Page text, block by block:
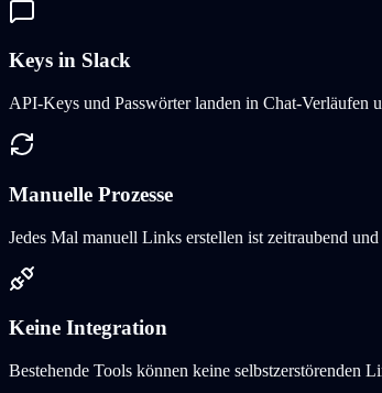
Keys in Slack
API-Keys und Passwörter landen in Chat-Verläufen
Manuelle Prozesse
Jedes Mal manuell Links erstellen ist zeitraubend
Keine Integration
Bestehende Tools können keine selbstzerstörenden